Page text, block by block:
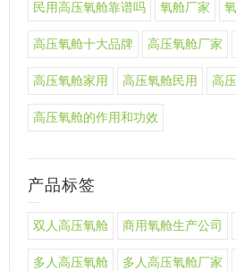
民用高压氧舱靠谱吗 氧舱厂家
高压氧舱十大品牌 高压氧舱厂家
高压氧舱家用 高压氧舱民用 高
高压氧舱的作用和功效
产品标签
双人高压氧舱 商用氧舱生产公司
多人高压氧舱 多人高压氧舱厂家